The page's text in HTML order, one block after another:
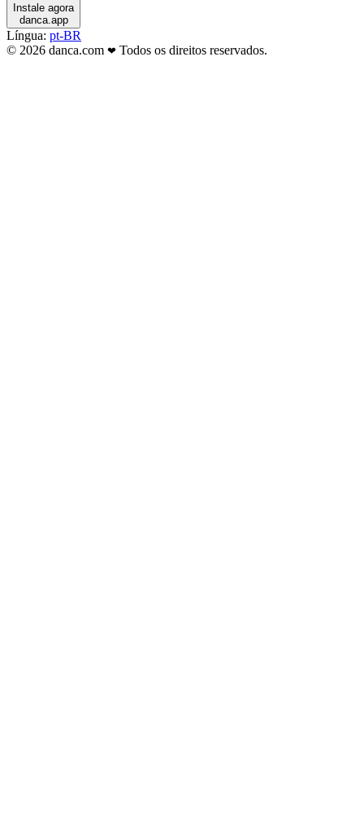
Instale agora
danca.app
Língua: pt-BR
© 2026 danca.com ❤ Todos os direitos reservados.